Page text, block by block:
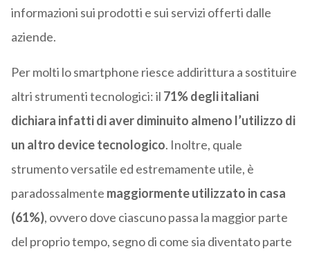
informazioni sui prodotti e sui servizi offerti dalle
aziende.
Per molti lo smartphone riesce addirittura a sostituire
altri strumenti tecnologici: il 71% degli italiani
dichiara infatti di aver diminuito almeno l’utilizzo di
un altro device tecnologico. Inoltre, quale
strumento versatile ed estremamente utile, è
paradossalmente maggiormente utilizzato in casa
(61%), ovvero dove ciascuno passa la maggior parte
del proprio tempo, segno di come sia diventato parte